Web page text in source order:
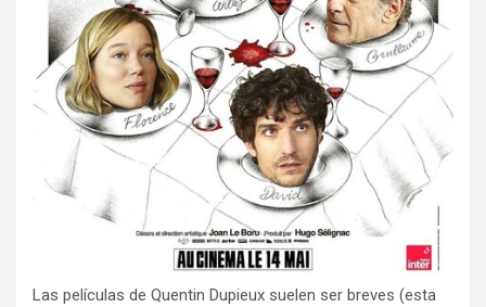
Las películas de Quentin Dupieux suelen ser breves (esta